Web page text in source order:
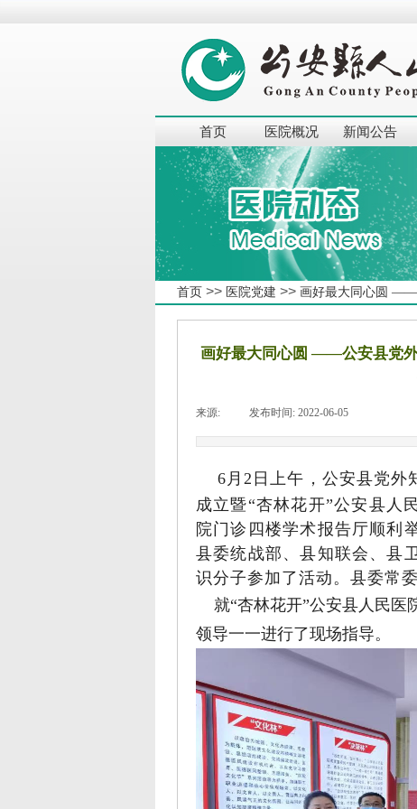
首页 医院概况 新闻公告
首页 >> 医院党建 >> 画好最大同心圆 ——
画好最大同心圆 ——公安县党
来源: 发布时间: 2022-06-05
6月2日上午，公安县党外
成立暨“杏林花开”公安县人
院门诊四楼学术报告厅顺利
县委统战部、县知联会、县
识分子参加了活动。县委常
就“杏林花开”公安县人民
领导一一进行了现场指导。